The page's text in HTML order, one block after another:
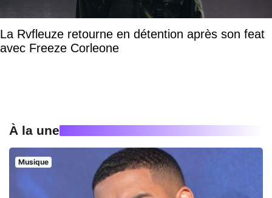
La Rvfleuze retourne en détention après son feat
avec Freeze Corleone
À la une
Musique